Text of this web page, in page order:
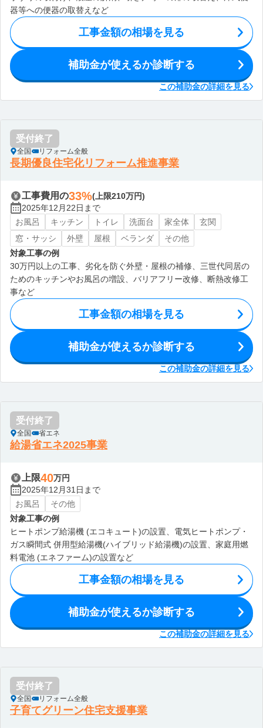
器等への便器の取替えなど
工事金額の相場を見る
補助金が使えるか診断する
この補助金の詳細を見る
受付終了
全国 リフォーム全般
長期優良住宅化リフォーム推進事業
工事費用の33%(上限210万円)
2025年12月22日まで
お風呂
キッチン トイレ 洗面台 家全体
玄関
窓・サッシ
外壁 屋根 ベランダ
その他
対象工事の例
30万円以上の工事、劣化を防ぐ外壁・屋根の補修、三世代同居の
ためのキッチンやお風呂の増設、バリアフリー改修、断熱改修工
事など
工事金額の相場を見る
補助金が使えるか診断する
この補助金の詳細を見る
受付終了
全国 省エネ
給湯省エネ2025事業
上限40万円
2025年12月31日まで
お風呂
その他
対象工事の例
ヒートポンプ給湯機 (エコキュート)の設置、電気ヒートポンプ・
ガス瞬間式 併用型給湯機(ハイブリッド給湯機)の設置、家庭用燃
料電池 (エネファーム)の設置など
工事金額の相場を見る
補助金が使えるか診断する
この補助金の詳細を見る
受付終了
全国 リフォーム全般
子育てグリーン住宅支援事業